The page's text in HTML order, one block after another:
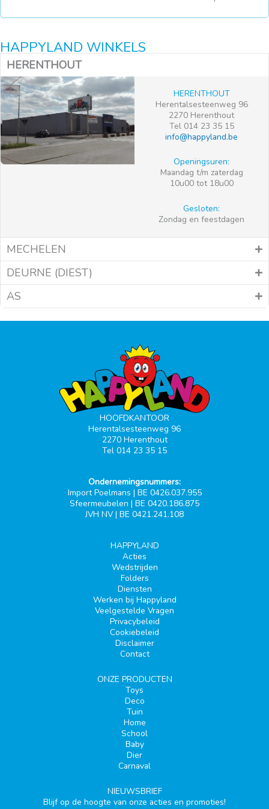
HAPPYLAND WINKELS
HERENTHOUT
HERENTHOUT
Herentalsesteenweg 96
2270 Herenthout
Tel 014 23 35 15
info@happyland.be
Openingsuren:
Maandag t/m zaterdag
10u00 tot 18u00
Gesloten:
Zondag en feestdagen
MECHELEN
DEURNE (DIEST)
AS
HOOFDKANTOOR
Herentalsesteenweg 96
2270 Herenthout
Tel 014 23 35 15
Ondernemingsnummers:
Import Poelmans | BE 0426.037.955
Sfeermeubelen | BE 0420.186.875
JVH NV | BE 0421.241.108
HAPPYLAND
Acties
Wedstrijden
Folders
Diensten
Werken bij Happyland
Veelgestelde Vragen
Privacybeleid
Cookiebeleid
Disclaimer
Contact
ONZE PRODUCTEN
Toys
Deco
Tuin
Home
School
Baby
Dier
Carnaval
NIEUWSBRIEF
Blijf op de hoogte van onze acties en promoties!